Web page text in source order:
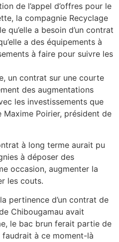
de l’appel d’offres pour le
la compagnie Recyclage
qu’elle a besoin d’un contrat
a des équipements à
à faire pour suivre les
un contrat sur une courte
des augmentations
les investissements que
Maxime Poirier, président de
à long terme aurait pu
à déposer des
occasion, augmenter la
les couts.
pertinence d’un contrat de
Chibougamau avait
le bac brun ferait partie de
faudrait à ce moment-là